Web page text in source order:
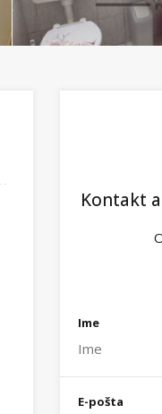
Kontakt
Ime
E-pošta